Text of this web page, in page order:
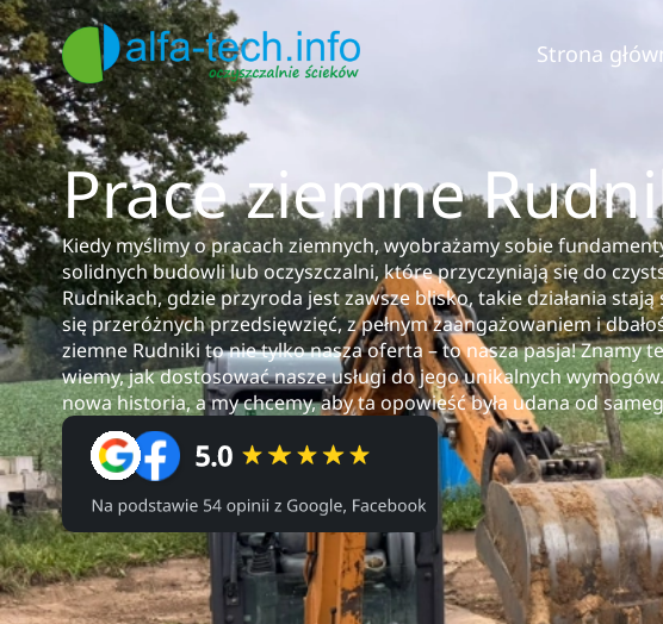
Strona
Prace ziemne
Kiedy myślimy o pracach ziemnych, wyobrażamy sobie
solidnych budowli lub oczyszczalni, które przyczyniają się do
Rudnikach, gdzie przyroda jest zawsze blisko, takie działania
się przeróżnych przedsięwzięć, z pełnym zaangażowaniem i
ziemne Rudniki to nie tylko nasza oferta – to nasza pasja! Znamy
wiemy, jak dostosować nasze usługi do jego unikalnych
nowa historia, a my chcemy, aby ta opowieść była udana od